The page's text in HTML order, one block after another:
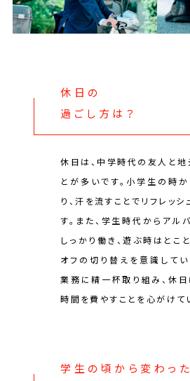
休日の
過ごし方は？
休日は、中学時代の友人と地
とが多いです。小学生の時
り、汗を流すことでリフレッ
す。また、学生時代からアル
しっかり働き、遊ぶ時はとこ
オフの切り替えを意識して
業務に精一杯取り組み、休
時間を費やすことを心がけて
学生の頃から変わった